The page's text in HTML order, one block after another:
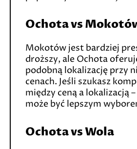
Ochota vs
Mokotów jest bardziej
droższy, ale Ochota
podobną lokalizację przy
cenach. Jeśli szukasz
między ceną a lokalizacją
może być lepszym
Ochota vs Wola